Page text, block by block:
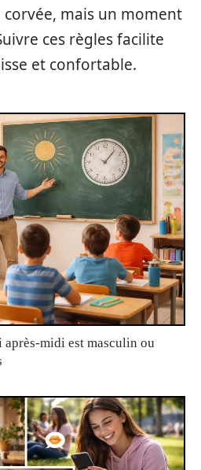
mais un moment
ces règles facilite
et confortable.
après-midi est masculin ou